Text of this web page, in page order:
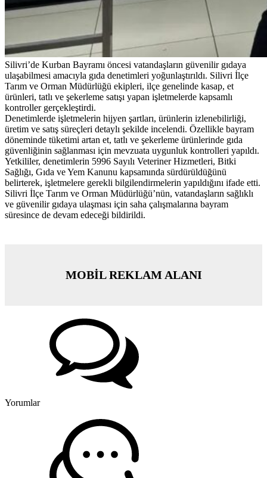
Silivri’de Kurban Bayramı öncesi vatandaşların güvenilir gıdaya
ulaşabilmesi amacıyla gıda denetimleri yoğunlaştırıldı. Silivri İlçe
Tarım ve Orman Müdürlüğü ekipleri, ilçe genelinde kasap, et
ürünleri, tatlı ve şekerleme satışı yapan işletmelerde kapsamlı
kontroller gerçekleştirdi.
Denetimlerde işletmelerin hijyen şartları, ürünlerin izlenebilirliği,
üretim ve satış süreçleri detaylı şekilde incelendi. Özellikle bayram
döneminde tüketimi artan et, tatlı ve şekerleme ürünlerinde gıda
güvenliğinin sağlanması için mevzuata uygunluk kontrolleri yapıldı.
Yetkililer, denetimlerin 5996 Sayılı Veteriner Hizmetleri, Bitki
Sağlığı, Gıda ve Yem Kanunu kapsamında sürdürüldüğünü
belirterek, işletmelere gerekli bilgilendirmelerin yapıldığını ifade etti.
Silivri İlçe Tarım ve Orman Müdürlüğü’nün, vatandaşların sağlıklı
ve güvenilir gıdaya ulaşması için saha çalışmalarına bayram
süresince de devam edeceği bildirildi.
MOBİL REKLAM ALANI
Yorumlar